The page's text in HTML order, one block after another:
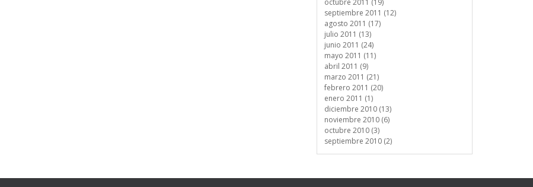
octubre 2011 (19)
septiembre 2011 (12)
agosto 2011 (17)
julio 2011 (13)
junio 2011 (24)
mayo 2011 (11)
abril 2011 (9)
marzo 2011 (21)
febrero 2011 (20)
enero 2011 (1)
diciembre 2010 (13)
noviembre 2010 (6)
octubre 2010 (3)
septiembre 2010 (2)